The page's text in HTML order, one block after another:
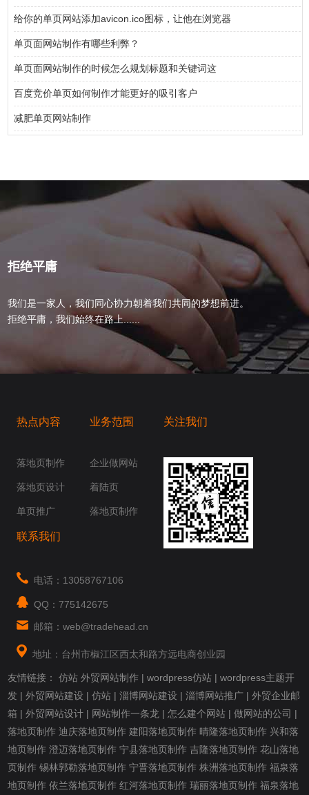
给你的单页网站添加avicon.ico图标，让他在浏览器
单页面网站制作有哪些利弊？
单页面网站制作的时候怎么规划标题和关键词这
百度竞价单页如何制作才能更好的吸引客户
减肥单页网站制作
拒绝平庸
我们是一家人，我们同心协力朝着我们共同的梦想前进。
拒绝平庸，我们始终在路上......
热点内容
落地页制作
落地页设计
单页推广
业务范围
企业做网站
着陆页
落地页制作
关注我们
联系我们
电话：13058767106
QQ：775142675
邮箱：web@tradehead.cn
地址：台州市椒江区西太和路方远电商创业园
友情链接：仿站 外贸网站制作 |wordpress仿站 |wordpress主题开
发 |外贸网站建设 |仿站 |淄博网站建设 |淄博网站推广 |外贸企业邮
箱 |外贸网站设计 | 网站制作一条龙 |怎么建个网站 |做网站的公司 |
落地页制作 迪庆落地页制作 建阳落地页制作 晴隆落地页制作 兴和落
地页制作 澄迈落地页制作 宁县落地页制作 吉隆落地页制作 花山落地
页制作 锡林郭勒落地页制作 宁晋落地页制作 株洲落地页制作 福泉落
地页制作 依兰落地页制作 红河落地页制作 瑞丽落地页制作 福泉落地